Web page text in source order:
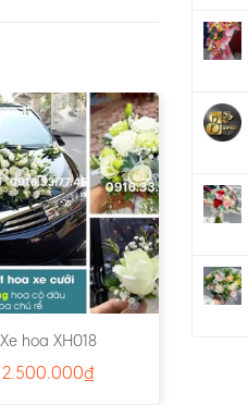
Xe hoa XH018
2.500.000₫